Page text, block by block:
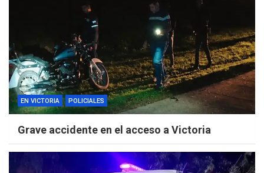
EN VICTORIA POLICIALES
Grave accidente en el acceso a Victoria